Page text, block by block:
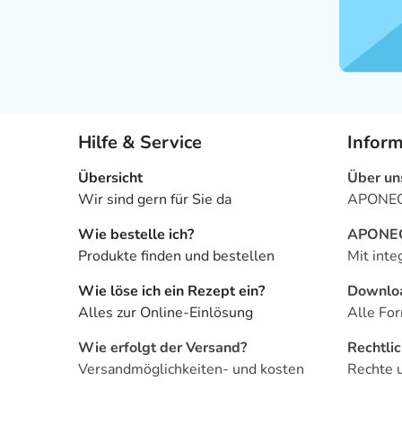
Hilfe & Service
Übersicht
Wir sind gern für Sie da
Wie bestelle ich?
Produkte finden und bestellen
Wie löse ich ein Rezept ein?
Alles zur Online-Einlösung
Wie erfolgt der Versand?
Versandmöglichkeiten- und kosten
Über
Mit
Alle
Rechte